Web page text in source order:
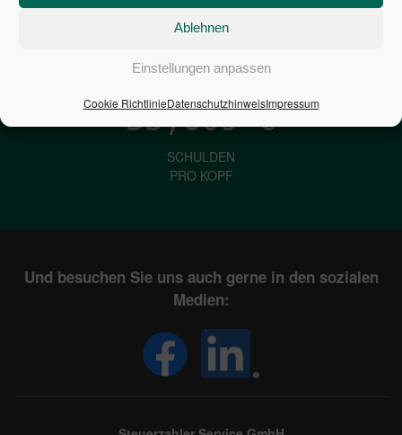
Ablehnen
Einstellungen anpassen
Cookie RichtlinieDatenschutzhinweisImpressum
STAATSVERSCHULDUNG
33,609€
SCHULDEN
PRO KOPF
Und besuchen Sie uns auch gerne in den sozialen
Medien: